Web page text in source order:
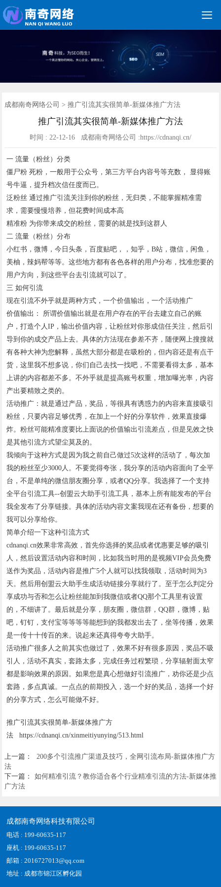

首页
网站建设
网站制作
关键词优化
朋友圈广告
竞价托管
网络营销
网络推广
软件开发
新媒体运营
成都南奇网络公司 > 推广引流其实很简单-新媒体推广方法
推广引流其实很简单-新媒体推广方法
时间 : 22-12-16 成都南奇网络公司 :https://cdnanqi.cn/
一 流量（粉丝）分类
僵尸粉 死粉，一般用于公众号，第三方平台内容号等充数， 显得账
号牛逼，提升档次信任度而已。
泛粉丝 通过推广引流关注到你的粉丝，无归类，不能掌握精准需
求，需要慢慢培养，但花费时间成本高
精准粉 为你带来成交的粉丝，需要的就是找到这群人
二 流量（粉丝）分布
小红书，微博，今日头条，百度贴吧，，知乎，B站，微信，闲鱼，
美柚，辣妈帮等等。这些地方都有各色各样的用户分布，找准您要的
用户方向，到这些平台去引流就可以了。
三 如何引流
现在引流不外乎就是两种方式，一个价值输出，一个活动推广
价值输出： 所谓价值输出就是在用户存在的平台去建立自己的账
户，打造个人IP，输出价值内容，让粉丝对你形成信任关注，然后引
导到你的成交产品上去。具体的方法现在参差不齐，随便网上搜搜就
有各种大神为您解释，虽然大部分都是在吸粉的，但内容还是有点干
货，这里我不想多说，你们自己去找一找吧，不需要看得太多，基本
上讲的内容都差不多。不外乎就是提高账号权重，增加曝光率，内容
产出要精致之类的。
活动推广：就是通过产品，奖品，等很具有诱惑力的内容来直接吸引
粉丝，只要内容足够优秀，在加上一个好的分享软件，效果直接爆
炸。粉丝可能精准度要比上面说的价值输出引流差点，但是见效之快
是其他引流方式望尘莫及的。
我倾向于这种方式是因为我之前自己做过5次这样的活动了，每次加
我的粉丝至少3000人。不要觉得夸张，我分享的活动内容面向了全平
台，不是单纯的微信朋友圈分享，或者QQ分享。我选择了一个支持
全平台引流工具--创盟云大助手引流工具，基本上所有能发布的平台
我全发布了分享链接。具体的活动内容文案我现在还有备份，想要的
我可以分享给你。
简单介绍一下这种引流方式
cdnanqi.cn效果非常高效，首先你选择的奖品或者优惠要足够的吸引
人，然后设置活动内容和时间，比如我当时用的是视频VIP会员免费
送作为奖品，活动内容是推广5个人就可以找我领取，活动时间为3
天。然后用创盟云大助手生成活动链接分享就行了。至于怎么判定分
享成功与否和怎么让粉丝能加到我微信或者QQ那个工具里有设置
的，不细讲了。最后就是分享，朋友圈，微信群，QQ群，微博，贴
吧，钉钉，支付宝等等等等能想到的我都发出去了，坐等传播，效果
是一传十十传百的来。说起来还真得夸夸大助手。
活动推广很多人之前其实也做过了，效果不好有很多原因，奖品不吸
引人，活动不真实，套路太多，完成任务过程繁琐，分享辐射面太窄
都是影响效果的原因。如果您是真心想做好引流推广，劝你还是少点
套路，多点真诚。一点点的前期投入，选一个好的奖品，选择一个好
的分享方式，怎么可能做不好。
推广引流其实很简单-新媒体推广方
法 https://cdnanqi.cn/xinmeitiyunying/513.html
上一篇：
200多个引流推广渠道及技巧，全网引流布局-新媒体推广方
法
下一篇：
如何精准引流？教你适合各个行业精准引流的方法-新媒体推
广方法
成都南奇网络科技有限公司
电话 : 199-60635-117
座机 : 199-60635-117
邮箱 : 2016727013@qq.com
地址 : 成都市锦江区孵化园